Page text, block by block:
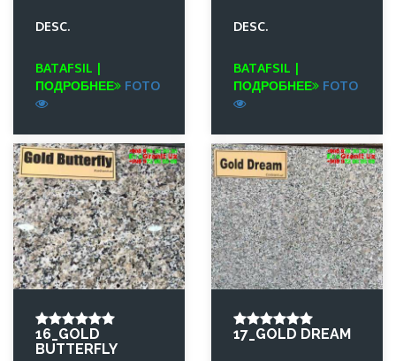
DESC.
BATAFSIL |
ПОДРОБНЕЕ
FOTO
DESC.
BATAFSIL |
ПОДРОБНЕЕ
FOTO
16_GOLD
BUTTERFLY
17_GOLD DREAM